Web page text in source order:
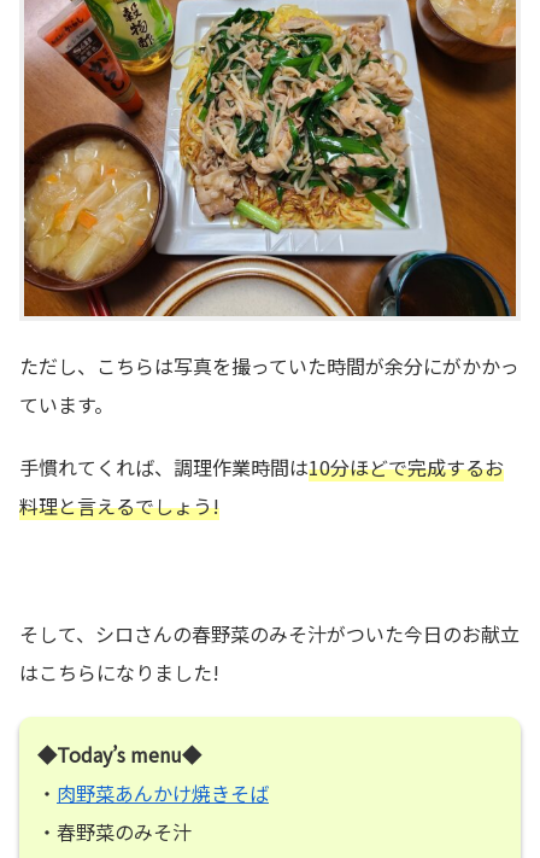
ただし、こちらは写真を撮っていた時間が余分にがかかっ
ています。
手慣れてくれば、調理作業時間は10分ほどで完成するお
料理と言えるでしょう!
そして、シロさんの春野菜のみそ汁がついた今日のお献立
はこちらになりました!
◆Today’s menu◆
・ 肉野菜あんかけ焼きそば
・春野菜のみそ汁